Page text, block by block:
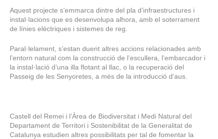
Aquest projecte s’emmarca dintre del pla d’infraestructures i
instal·lacions que es desenvolupa alhora, amb el soterrament
de línies elèctriques i sistemes de reg.
Paral·lelament, s’estan duent altres accions relacionades amb
l’entorn natural com la construcció de l’escullera, l’embarcador i
la instal·lació d’una illa flotant al llac, o la recuperació del
Passeig de les Senyoretes, a més de la introducció d’aus.
Castell del Remei i l’Àrea de Biodiversitat i Medi Natural del
Departament de Territori i Sostenibilitat de la Generalitat de
Catalunya estudien altres possibilitats per tal de fomentar la